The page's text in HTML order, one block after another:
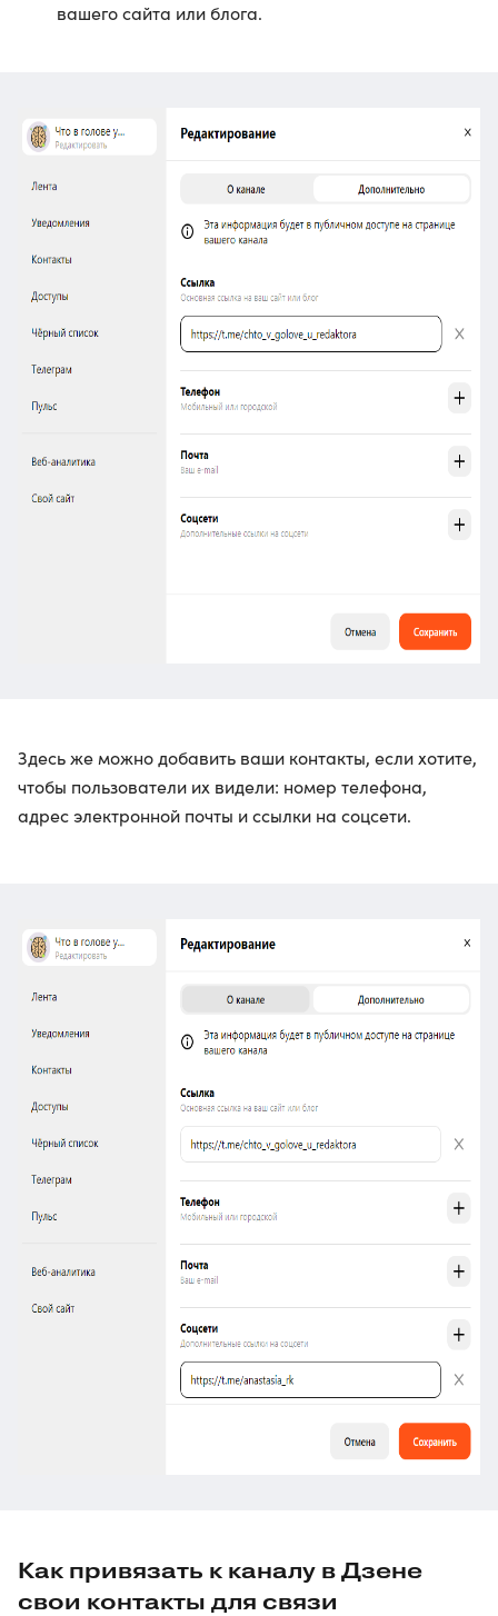
вашего сайта или блога.
Здесь же можно добавить ваши контакты, если хотите,
чтобы пользователи их видели: номер телефона,
адрес электронной почты и ссылки на соцсети.
Как привязать к каналу в Дзене
свои контакты для связи